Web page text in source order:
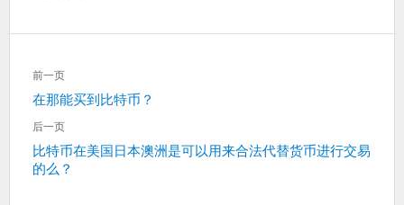
文
章
导
航
前一页
上
一
在那能买到比特币？
后一页
下
一
比特币在美国日本澳洲是可以用来合法代替货币进行交易
的么？